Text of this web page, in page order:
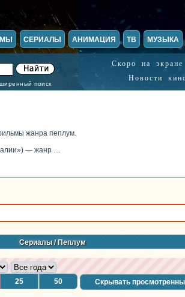
СЕРИАЛЫ АНИМАЦИЯ ТВ МУЗЫКА
поиск
Скоро на экране
Новости
жанра пеплум.
— жанр …
Сериалы/ Пеплум
25 50 Скрывать